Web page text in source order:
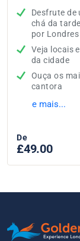
Desfrute de
chá da
por Londres
Veja locais
da cidade
Ouça os
cantora
e mais...
De
£49.00